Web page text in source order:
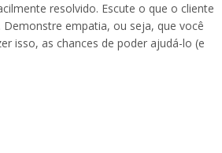
resolvido. Escute o que o cliente
empatia, ou seja, que você
isso, as chances de poder ajudá-lo (e